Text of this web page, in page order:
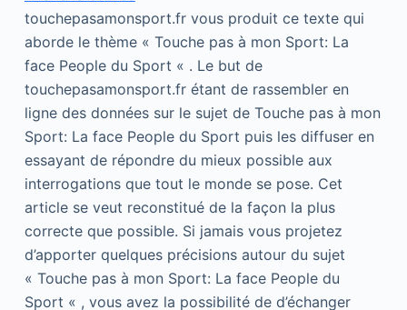
touchepasamonsport.fr vous produit ce texte qui
aborde le thème « Touche pas à mon Sport: La
face People du Sport « . Le but de
touchepasamonsport.fr étant de rassembler en
ligne des données sur le sujet de Touche pas à mon
Sport: La face People du Sport puis les diffuser en
essayant de répondre du mieux possible aux
interrogations que tout le monde se pose. Cet
article se veut reconstitué de la façon la plus
correcte que possible. Si jamais vous projetez
d’apporter quelques précisions autour du sujet
« Touche pas à mon Sport: La face People du
Sport « , vous avez la possibilité de d’échanger